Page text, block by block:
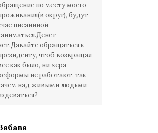
по месту моего
округ), будут
писаниной
обращаться к
чтоб возвращал
как было, ни хера
не работают, так
над живыми людьми